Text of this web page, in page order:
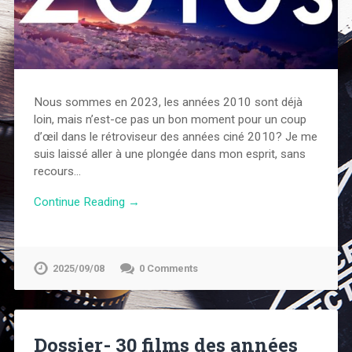
Nous sommes en 2023, les années 2010 sont déjà
loin, mais n’est-ce pas un bon moment pour un coup
d’œil dans le rétroviseur des années ciné 2010? Je me
suis laissé aller à une plongée dans mon esprit, sans
recours…
Continue Reading →
2025/09/08 0 Comments
Dossier- 30 films des années